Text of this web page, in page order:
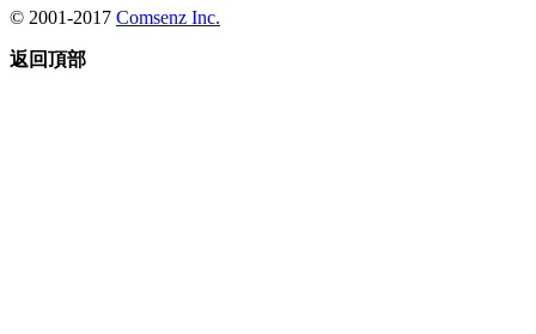
© 2001-2017 Comsenz Inc.
返回頂部